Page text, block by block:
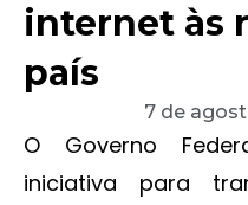
internet às
país
7 de
O Governo
iniciativa para